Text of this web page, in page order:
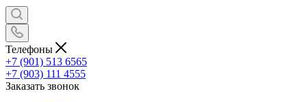
Телефоны
+7 (901) 513 6565
+7 (903) 111 4555
Заказать звонок